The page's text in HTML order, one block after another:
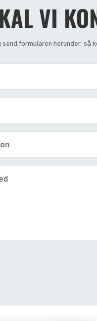
VI
send formularen herunder, så